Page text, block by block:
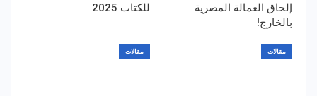
إلحاق العمالة المصرية
بالخارج!
للكتاب 2025
مقالات مقالات